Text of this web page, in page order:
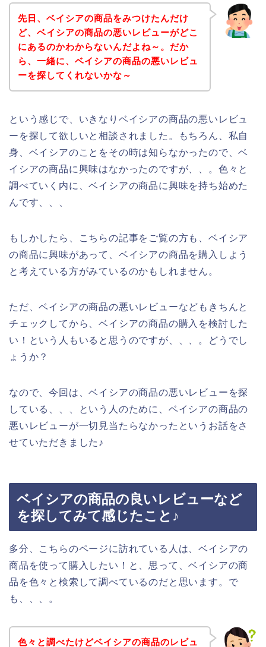
先日、ベイシアの商品をみつけたんだけ
ど、ベイシアの商品の悪いレビューがどこ
にあるのかわからないんだよね～。だか
ら、一緒に、ベイシアの商品の悪いレビュ
ーを探してくれないかな～
という感じで、いきなりベイシアの商品の悪いレビュ
ーを探して欲しいと相談されました。もちろん、私自
身、ベイシアのことをその時は知らなかったので、ベ
イシアの商品に興味はなかったのですが、、。色々と
調べていく内に、ベイシアの商品に興味を持ち始めた
んです、、、
もしかしたら、こちらの記事をご覧の方も、ベイシア
の商品に興味があって、ベイシアの商品を購入しよう
と考えている方がみているのかもしれません。
ただ、ベイシアの商品の悪いレビューなどもきちんと
チェックしてから、ベイシアの商品の購入を検討した
い！という人もいると思うのですが、、、。どうでし
ょうか？
なので、今回は、ベイシアの商品の悪いレビューを探
している、、、という人のために、ベイシアの商品の
悪いレビューが一切見当たらなかったというお話をさ
せていただきました♪
ベイシアの商品の良いレビューなど
を探してみて感じたこと♪
多分、こちらのページに訪れている人は、ベイシアの
商品を使って購入したい！と、思って、ベイシアの商
品を色々と検索して調べているのだと思います。で
も、、、。
色々と調べたけどベイシアの商品のレビュ